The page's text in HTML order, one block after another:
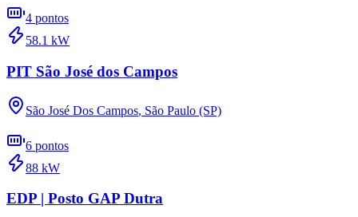
4 pontos
58.1 kW
PIT São José dos Campos
São José Dos Campos, São Paulo (SP)
6 pontos
88 kW
EDP | Posto GAP Dutra